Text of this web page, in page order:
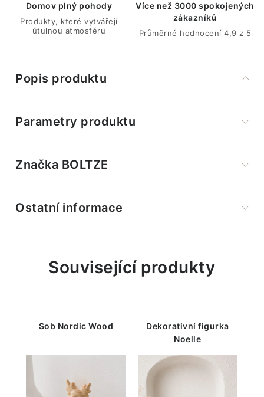
Domov plný pohody
Produkty, které vytvářejí
útulnou atmosféru
Více než 3000 spokojených
zákazníků
Průměrné hodnocení 4,9 z 5
Popis produktu
Parametry produktu
Značka BOLTZE
Ostatní informace
Související produkty
Sob Nordic Wood
Dekorativní figurka
Noelle